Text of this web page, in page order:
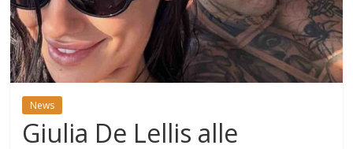
Mondo
News
Giulia De Lellis alle